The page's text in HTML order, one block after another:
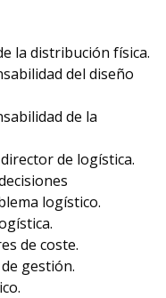
la distribución física.
del diseño
de la
de logística.
logístico.
de coste.
gestión.